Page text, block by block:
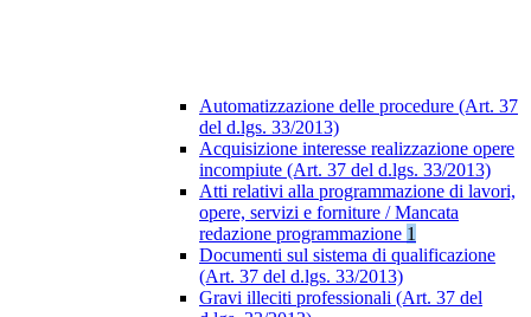
Automatizzazione delle procedure (Art. 37
del d.lgs. 33/2013)
Acquisizione interesse realizzazione opere
incompiute (Art. 37 del d.lgs. 33/2013)
Atti relativi alla programmazione di lavori,
opere, servizi e forniture / Mancata
redazione programmazione 1
Documenti sul sistema di qualificazione
(Art. 37 del d.lgs. 33/2013)
Gravi illeciti professionali (Art. 37 del